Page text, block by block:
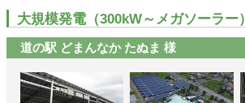
大規模発電（300kW～メガソーラー）
道の駅 どまんなか たぬま 様